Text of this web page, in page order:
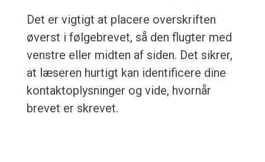
Det er vigtigt at placere overskriften
øverst i følgebrevet, så den flugter med
venstre eller midten af siden. Det sikrer,
at læseren hurtigt kan identificere dine
kontaktoplysninger og vide, hvornår
brevet er skrevet.